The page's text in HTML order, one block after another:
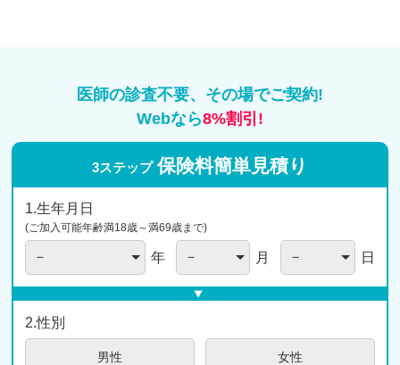
医師の診査不要、その場でご契約!
Webなら8%割引!
3ステップ 保険料簡単見積り
1.生年月日
(ご加入可能年齢満18歳～満69歳まで)
年 月 日
2.性別
男性 女性